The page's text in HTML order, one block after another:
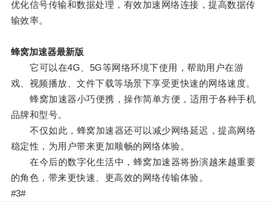
优化信号传输和数据处理，有效加速网络连接，提高数据传
输效率。
蜂窝加速器最新版
它可以在4G、5G等网络环境下使用，帮助用户在游
戏、视频播放、文件下载等场景下享受更快速的网络速度。
蜂窝加速器小巧便携，操作简单方便，适用于各种手机
品牌和型号。
不仅如此，蜂窝加速器还可以减少网络延迟，提高网络
稳定性，为用户带来更加顺畅的网络体验。
在今后的数字化生活中，蜂窝加速器将扮演越来越重要
的角色，带来更快速、更高效的网络传输体验。
#3#